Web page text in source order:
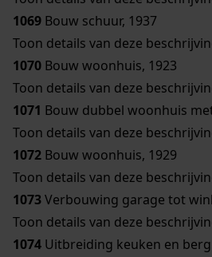
1069 Bouw schuur, 1937
Toon details van deze
1070 Bouw woonhuis, 1923
Toon details van deze
1071 Bouw dubbel woonhuis
Toon details van deze
1072 Bouw woonhuis, 1929
Toon details van deze
1073Verbouwing garage tot
Toon details van deze
1074 Uitbreiding keuken en